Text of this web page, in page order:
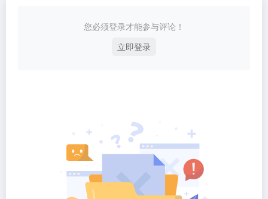
您必须登录才能参与评论！
立即登录